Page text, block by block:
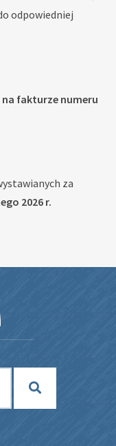
odpowiedniej
fakturze numeru
za
2026 r.